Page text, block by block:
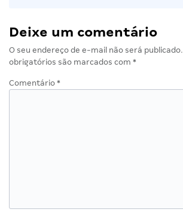
Deixe um comentário
O seu endereço de e-mail não será publicado.
obrigatórios são marcados com *
Comentário *